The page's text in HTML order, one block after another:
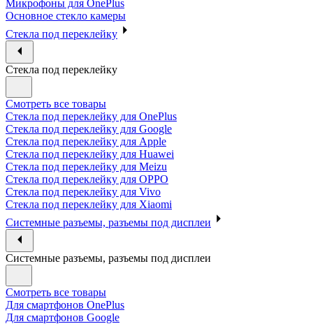
Микрофоны для OnePlus
Основное стекло камеры
Стекла под переклейку
Стекла под переклейку
Смотреть все товары
Стекла под переклейку для OnePlus
Стекла под переклейку для Google
Стекла под переклейку для Apple
Стекла под переклейку для Huawei
Стекла под переклейку для Meizu
Стекла под переклейку для OPPO
Стекла под переклейку для Vivo
Стекла под переклейку для Xiaomi
Системные разъемы, разъемы под дисплеи
Системные разъемы, разъемы под дисплеи
Смотреть все товары
Для смартфонов OnePlus
Для смартфонов Google